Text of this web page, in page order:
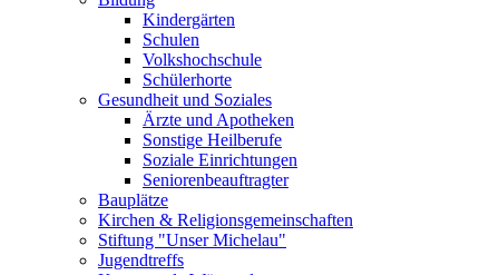
Kindergärten
Schulen
Volkshochschule
Schülerhorte
Gesundheit und Soziales
Ärzte und Apotheken
Sonstige Heilberufe
Soziale Einrichtungen
Seniorenbeauftragter
Bauplätze
Kirchen & Religionsgemeinschaften
Stiftung "Unser Michelau"
Jugendtreffs